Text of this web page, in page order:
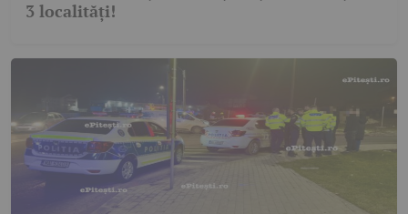
3 localități!